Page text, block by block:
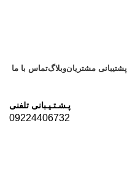
پشتیبانی مشتریانوبلاگتماس با ما
پـشـتـیـبانی تلفنی
09224406732